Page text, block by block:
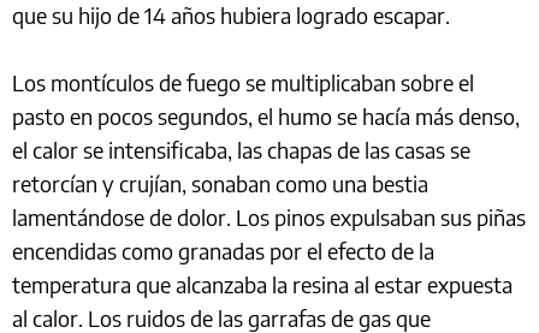
que su hijo de 14 años hubiera logrado escapar.
Los montículos de fuego se multiplicaban sobre el
pasto en pocos segundos, el humo se hacía más denso,
el calor se intensificaba, las chapas de las casas se
retorcían y crujían, sonaban como una bestia
lamentándose de dolor. Los pinos expulsaban sus piñas
encendidas como granadas por el efecto de la
temperatura que alcanzaba la resina al estar expuesta
al calor. Los ruidos de las garrafas de gas que